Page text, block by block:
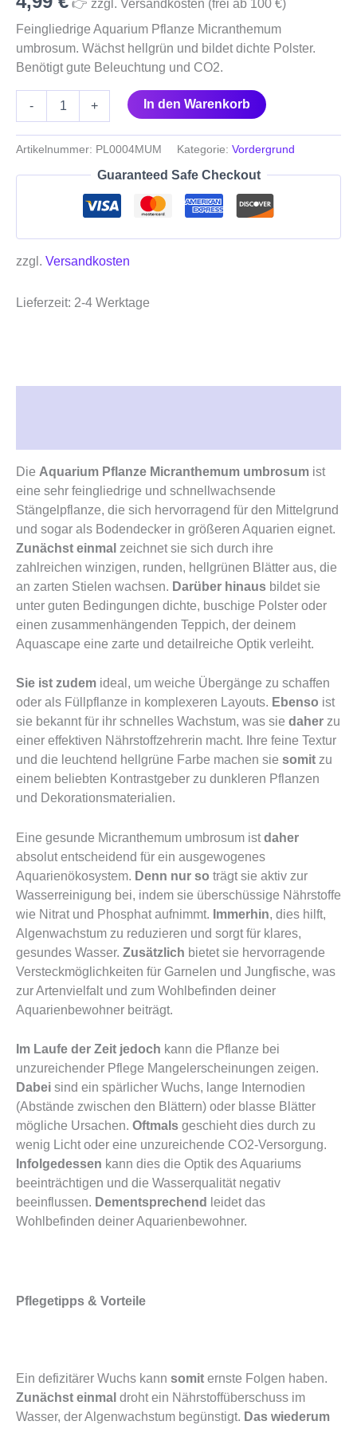
👉 zzgl. Versandkosten (frei ab 100 €)
Feingliedrige Aquarium Pflanze Micranthemum
umbrosum. Wächst hellgrün und bildet dichte Polster.
Benötigt gute Beleuchtung und CO2.
- + In den Warenkorb
Artikelnummer: PL0004MUM Kategorie: Vordergrund
Guaranteed Safe Checkout
zzgl. Versandkosten
Lieferzeit: 2-4 Werktage
Die Aquarium Pflanze Micranthemum umbrosum ist
eine sehr feingliedrige und schnellwachsende
Stängelpflanze, die sich hervorragend für den Mittelgrund
und sogar als Bodendecker in größeren Aquarien eignet.
Zunächst einmal zeichnet sie sich durch ihre
zahlreichen winzigen, runden, hellgrünen Blätter aus, die
an zarten Stielen wachsen. Darüber hinaus bildet sie
unter guten Bedingungen dichte, buschige Polster oder
einen zusammenhängenden Teppich, der deinem
Aquascape eine zarte und detailreiche Optik verleiht.
Sie ist zudem ideal, um weiche Übergänge zu schaffen
oder als Füllpflanze in komplexeren Layouts. Ebenso ist
sie bekannt für ihr schnelles Wachstum, was sie daher zu
einer effektiven Nährstoffzehrerin macht. Ihre feine Textur
und die leuchtend hellgrüne Farbe machen sie somit zu
einem beliebten Kontrastgeber zu dunkleren Pflanzen
und Dekorationsmaterialien.
Eine gesunde Micranthemum umbrosum istdaher
absolut entscheidend für ein ausgewogenes
Aquarienökosystem. Denn nur so trägt sie aktiv zur
Wasserreinigung bei, indem sie überschüssige Nährstoffe
wie Nitrat und Phosphat aufnimmt. Immerhin, dies hilft,
Algenwachstum zu reduzieren und sorgt für klares,
gesundes Wasser. Zusätzlich bietet sie hervorragende
Versteckmöglichkeiten für Garnelen und Jungfische, was
zur Artenvielfalt und zum Wohlbefinden deiner
Aquarienbewohner beiträgt.
Im Laufe der Zeit jedoch kann die Pflanze bei
unzureichender Pflege Mangelerscheinungen zeigen.
Dabei sind ein spärlicher Wuchs, lange Internodien
(Abstände zwischen den Blättern) oder blasse Blätter
mögliche Ursachen. Oftmals geschieht dies durch zu
wenig Licht oder eine unzureichende CO2-Versorgung.
Infolgedessen kann dies die Optik des Aquariums
beeinträchtigen und die Wasserqualität negativ
beeinflussen. Dementsprechend
leidet das
Wohlbefinden deiner Aquarienbewohner.
Pflegetipps & Vorteile
Ein defizitärer Wuchs kann somit ernste Folgen haben.
Zunächst einmal droht ein Nährstoffüberschuss im
Wasser, der Algenwachstum begünstigt. Das wiederum